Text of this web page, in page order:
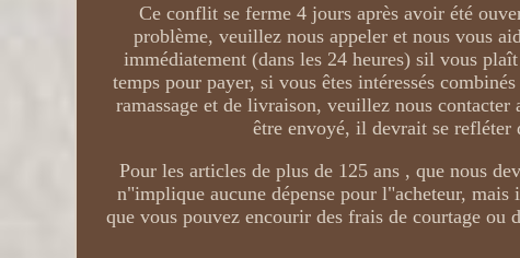
Ce conflit se ferme 4 jours après avoir été
problème, veuillez nous appeler et nous vous
immédiatement (dans les 24 heures) sil vous
temps pour payer, si vous êtes intéressés
ramassage et de livraison, veuillez nous
être envoyé, il devrait se refléter
Pour les articles de plus de 125 ans , que nous
n"implique aucune dépense pour l"acheteur,
que vous pouvez encourir des frais de courtage ou